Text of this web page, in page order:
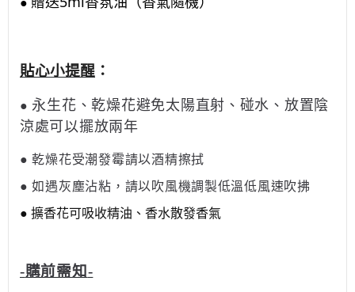
●
貼心小提醒 ：
● 永生花、乾燥花避免太陽直射、碰水、放置陰
涼處可以擺放兩年
● 乾燥花受潮發霉請以酒精擦拭
● 如遇灰塵沾粘，請以吹風機調製低溫低風速吹拂
● 擴香花可吸收精油、香水散發香氣
-購前需知-